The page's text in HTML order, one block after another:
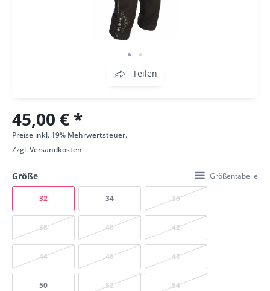
Teilen
45,00 € *
Preise inkl. 19% Mehrwertsteuer.
Zzgl.Versandkosten
Größe Größentabelle
32 34 36
38 40 42
44 46 48
50 52 54